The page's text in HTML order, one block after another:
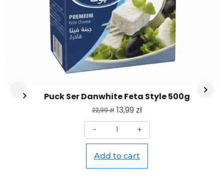
Puck Ser Danwhite Feta Style 500g
22,99zł 13,99 zł
-
+
Add to cart